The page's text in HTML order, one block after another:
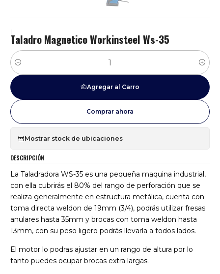
|
Taladro Magnetico Workinsteel Ws-35
Cantidad
Agregar al Carro
Comprar ahora
Mostrar stock de ubicaciones
DESCRIPCIÓN
La Taladradora WS-35 es una pequeña maquina industrial,
con ella cubrirás el 80% del rango de perforación que se
realiza generalmente en estructura metálica, cuenta con
toma directa weldon de 19mm (3/4), podrás utilizar fresas
anulares hasta 35mm y brocas con toma weldon hasta
13mm, con su peso ligero podrás llevarla a todos lados.
El motor lo podras ajustar en un rango de altura por lo
tanto puedes ocupar brocas extra largas.